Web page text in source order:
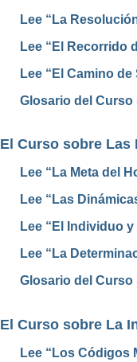
Lee “La
Lee “El Recorrido
Lee “El Camino de
Glosario del
El Curso sobre Las
Lee “La Meta del
Lee “Las
Lee “El Individuo
Lee “La
Glosario del
El Curso sobre La
Lee “Los Códigos